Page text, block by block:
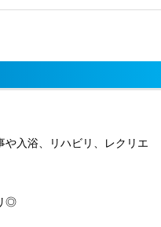
入浴、リハビリ、レクリエ
◎